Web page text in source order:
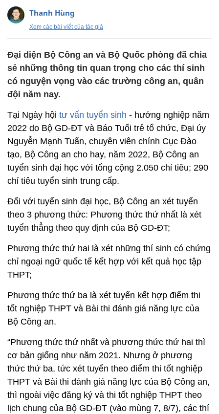
Thanh Hùng
Xem các bài viết của tác giả
Đại diện Bộ Công an và Bộ Quốc phòng đã chia
sẻ những thông tin quan trọng cho các thí sinh
có nguyện vọng vào các trường công an, quân
đội năm nay.
Tại Ngày hội tư vấn tuyển sinh - hướng nghiệp năm
2022 do Bộ GD-ĐT và Báo Tuổi trẻ tổ chức, Đại úy
Nguyễn Mạnh Tuấn, chuyên viên chính Cục Đào
tạo, Bộ Công an cho hay, năm 2022, Bộ Công an
tuyển sinh đại học với tổng cộng 2.050 chỉ tiêu; 290
chỉ tiêu tuyển sinh trung cấp.
Đối với tuyển sinh đại học, Bộ Công an xét tuyển
theo 3 phương thức: Phương thức thứ nhất là xét
tuyển thẳng theo quy định của Bộ GD-ĐT;
Phương thức thứ hai là xét những thí sinh có chứng
chỉ ngoại ngữ quốc tế kết hợp với kết quả học tập
THPT;
Phương thức thứ ba là xét tuyển kết hợp điểm thi
tốt nghiệp THPT và Bài thi đánh giá năng lực của
Bộ Công an.
“Phương thức thứ nhất và phương thức thứ hai thì
cơ bản giống như năm 2021. Nhưng ở phương
thức thứ ba, tức xét tuyển theo điểm thi tốt nghiệp
THPT và Bài thi đánh giá năng lực của Bộ Công an,
thì ngoài việc đăng ký và thi tốt nghiệp THPT theo
lịch chung của Bộ GD-ĐT (vào mùng 7, 8/7), các thí